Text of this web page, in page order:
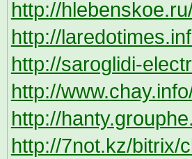
http://
http://
http://saroglidi-
http://
http://
http://7not.kz/bitrix/